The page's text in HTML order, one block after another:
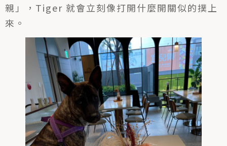
親」，Tiger 就會立刻像打開什麼開關似的撲上
來。